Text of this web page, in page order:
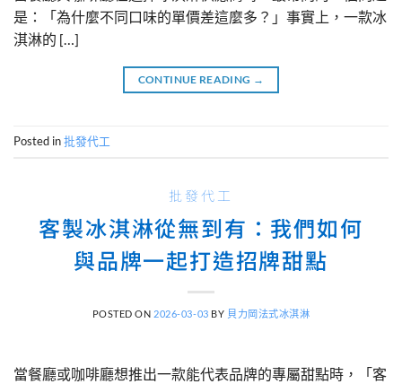
是：「為什麼不同口味的單價差這麼多？」事實上，一款冰
淇淋的 […]
CONTINUE READING →
Posted in批發代工
批發代工
客製冰淇淋從無到有：我們如何
與品牌一起打造招牌甜點
POSTED ON 2026-03-03 BY 貝力岡法式冰淇淋
當餐廳或咖啡廳想推出一款能代表品牌的專屬甜點時，「客